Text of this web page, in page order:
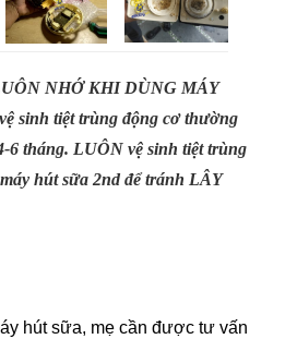
NHỚ KHI DÙNG MÁY
sinh tiệt trùng động cơ thường
6 tháng. LUÔN vệ sinh tiệt trùng
hút sữa 2nd để tránh LÂY
hút sữa, mẹ cần được tư vấn